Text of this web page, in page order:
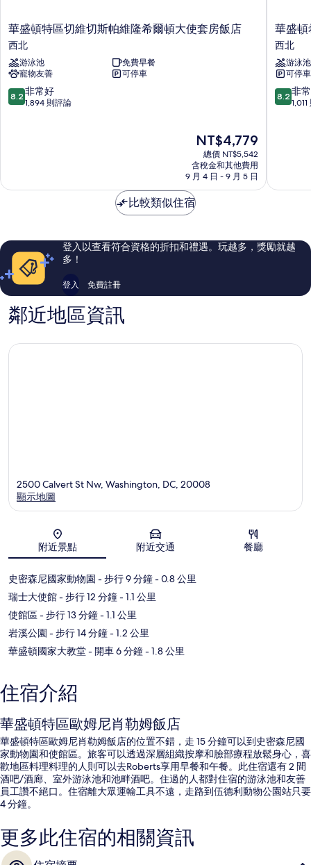
華
盛
頓
特
區
切
維
爾
套
房
店
華盛頓特區切維切斯帕維隆希爾頓大使套房飯店
西北
游泳池
免費早餐
寵物友善
可停車
8.2
分，
好，
論
8.2 非常好
1,894 則評論
現
在
價
格
為
NT$4,779
NT$4,779
總價 NT$5,542
含稅金和其他費用
9 月 4 日 - 9 月 5 日
華
盛
頓
希
爾
頓
飯
華盛頓
西北
游泳池
可停車
8.2
分，
好，
論
8.2 非
比較類似住宿
登入以查看符合資格的折扣和禮遇。玩越多，獎勵就越
多！
登入 免費註冊
鄰近地區資訊
地圖
2500 Calvert St Nw, Washington, DC, 20008
顯示地圖
附近景點 附近交通 餐廳
史密森尼國家動物園 - 步行 9 分鐘- 0.8 公里
瑞士大使館- 步行 12 分鐘- 1.1 公里
使館區- 步行 13 分鐘- 1.1 公里
岩溪公園 - 步行 14 分鐘- 1.2 公里
華盛頓國家大教堂- 開車 6 分鐘- 1.8 公里
住宿介紹
華盛頓特區歐姆尼肖勒姆飯店
華盛頓特區歐姆尼肖勒姆飯店的位置不錯，走 15 分鐘可以到史密森尼國
家動物園和使館區。旅客可以透過深層組織按摩和臉部療程放鬆身心，喜
歡地區料理料理的人則可以去Roberts享用早餐和午餐。此住宿還有 2 間
酒吧/酒廊、室外游泳池和池畔酒吧。住過的人都對住宿的游泳池和友善
員工讚不絕口。住宿離大眾運輸工具不遠，走路到伍德利動物公園站只要
4 分鐘。
更多此住宿的相關資訊